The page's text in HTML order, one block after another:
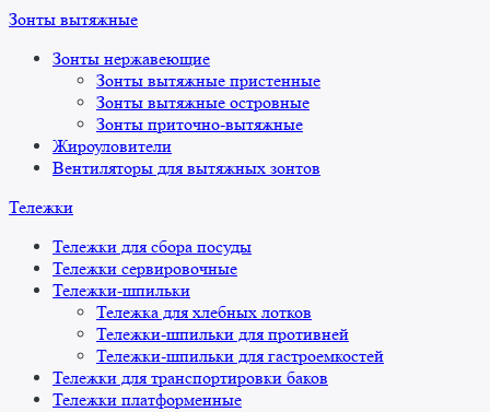
Зонты вытяжные
Зонты нержавеющие
Зонты вытяжные пристенные
Зонты вытяжные островные
Зонты приточно-вытяжные
Жироуловители
Вентиляторы для вытяжных зонтов
Тележки
Тележки для сбора посуды
Тележки сервировочные
Тележки-шпильки
Тележка для хлебных лотков
Тележки-шпильки для противней
Тележки-шпильки для гастроемкостей
Тележки для транспортировки баков
Тележки платформенные